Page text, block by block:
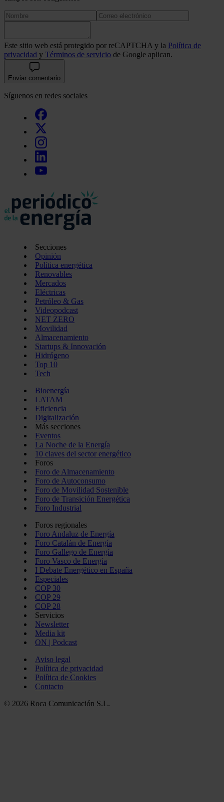
Este sitio web está protegido por reCAPTCHA y la Política de
privacidad y Términos de servicio de Google aplican.
Enviar comentario
Síguenos en redes sociales
Secciones
Opinión
Política energética
Renovables
Mercados
Eléctricas
Petróleo & Gas
Videopodcast
NET ZERO
Movilidad
Almacenamiento
Startups & Innovación
Hidrógeno
Top 10
Tech
Bioenergía
LATAM
Eficiencia
Digitalización
Más secciones
Eventos
La Noche de la Energía
10 claves del sector energético
Foros
Foro de Almacenamiento
Foro de Autoconsumo
Foro de Movilidad Sostenible
Foro de Transición Energética
Foro Industrial
Foros regionales
Foro Andaluz de Energía
Foro Catalán de Energía
Foro Gallego de Energía
Foro Vasco de Energía
I Debate Energético en España
Especiales
COP 30
COP 29
COP 28
Servicios
Newsletter
Media kit
ON | Podcast
Aviso legal
Política de privacidad
Política de Cookies
Contacto
© 2026 Roca Comunicación S.L.